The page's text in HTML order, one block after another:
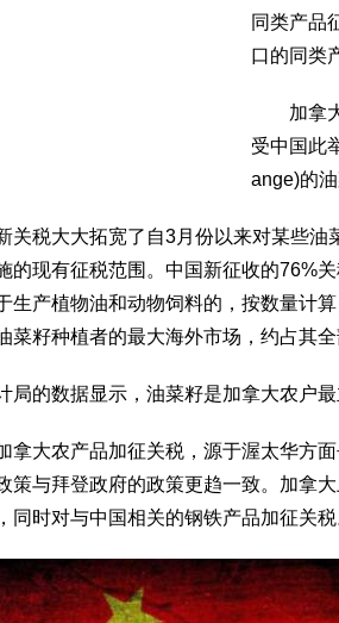
同类产品
口的同类
加拿大
受中国此
ange)的
税大大拓宽了自3月份以来对某些油
的现有征税范围。中国新征收的76%
生产植物油和动物饲料的，按数量计
菜籽种植者的最大海外市场，约占其全
的数据显示，油菜籽是加拿大农户最
大农产品加征关税，源于渥太华方面
策与拜登政府的政策更趋一致。加拿
同时对与中国相关的钢铁产品加征关税